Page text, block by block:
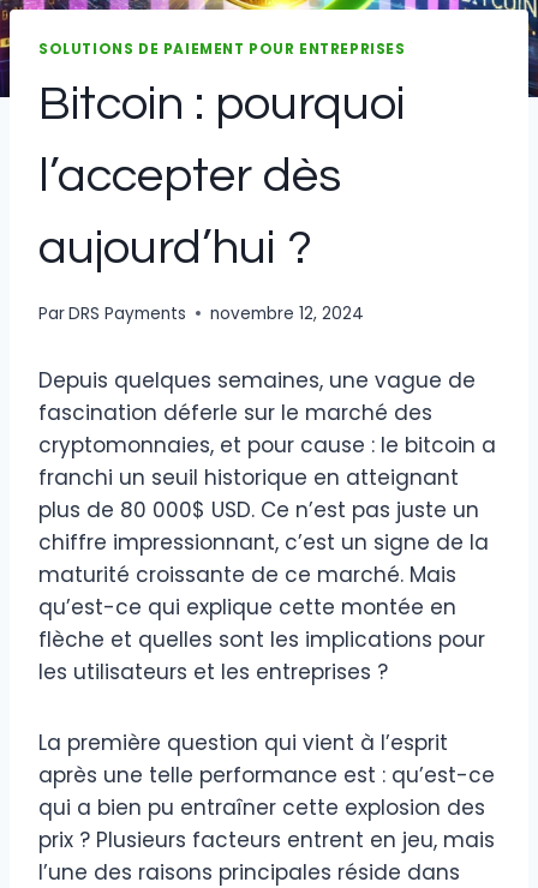
SOLUTIONS DE PAIEMENT POUR ENTREPRISES
Bitcoin : pourquoi
l’accepter dès
aujourd’hui ?
ParDRS Payments novembre 12, 2024
Depuis quelques semaines, une vague de
fascination déferle sur le marché des
cryptomonnaies, et pour cause : le bitcoin a
franchi un seuil historique en atteignant
plus de 80 000$ USD. Ce n’est pas juste un
chiffre impressionnant, c’est un signe de la
maturité croissante de ce marché. Mais
qu’est-ce qui explique cette montée en
flèche et quelles sont les implications pour
les utilisateurs et les entreprises ?
La première question qui vient à l’esprit
après une telle performance est : qu’est-ce
qui a bien pu entraîner cette explosion des
prix ? Plusieurs facteurs entrent en jeu, mais
l’une des raisons principales réside dans